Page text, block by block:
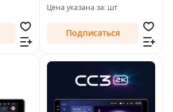
Цена указана за: шт
Подписаться